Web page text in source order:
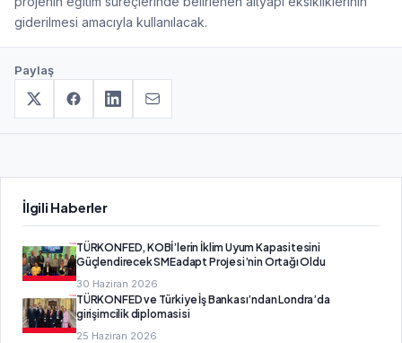
giderilmesi amacıyla kullanılacak.
Paylaş
İlgili Haberler
TÜRKONFED, KOBİ’lerin İklim Uyum Kapasitesini
Güçlendirecek SMEadapt Projesi’nin Ortağı Oldu
30 Haziran 2026
TÜRKONFED ve Türkiye İş Bankası’ndan Londra’da
girişimcilik diplomasisi
25 Haziran 2026